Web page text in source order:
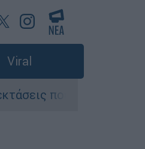
Viral
που κάηκαν και η